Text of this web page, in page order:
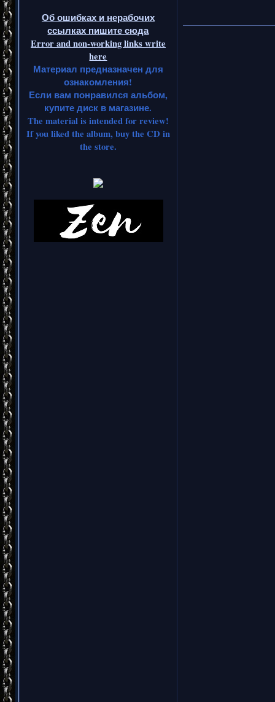
Об ошибках и нерабочих
ссылках пишите сюда
Error and non-working links write
here
Материал предназначен для
ознакомления!
Если вам понравился альбом,
купите диск в магазине.
The material is intended for review!
If you liked the album, buy the CD in
the store.